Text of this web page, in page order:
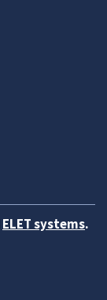
ELET systems.